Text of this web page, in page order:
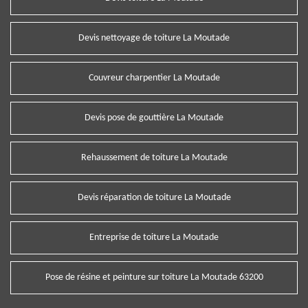
Devis nettoyage de toiture La Moutade
Couvreur charpentier La Moutade
Devis pose de gouttière La Moutade
Rehaussement de toiture La Moutade
Devis réparation de toiture La Moutade
Entreprise de toiture La Moutade
Pose de résine et peinture sur toiture La Moutade 63200